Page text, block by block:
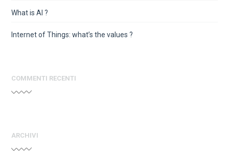
What is AI ?
Internet of Things: what’s the values ?
COMMENTI RECENTI
ARCHIVI